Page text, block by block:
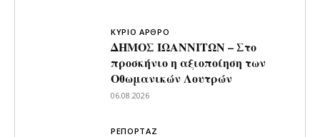
ΚΥΡΙΟ ΑΡΘΡΟ
ΔΗΜΟΣ ΙΩΑΝΝΙΤΩΝ – Στο
προσκήνιο η αξιοποίηση των
Οθωμανικών Λουτρών
06.08.2026
ΡΕΠΟΡΤΑΖ